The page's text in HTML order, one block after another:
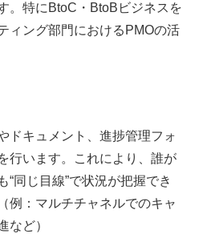
。 特に BtoC ・ BtoB ビジネスを
ィング部門における PMOの活
ドキュメント、進捗管理フォ
行います。これにより、誰が
“同じ目線”で状況が把握でき
例： マルチチャネルでのキャ
など）